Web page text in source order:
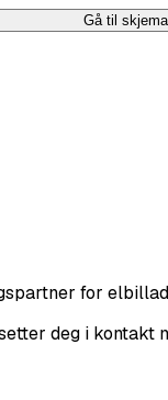
Gå til skjema
for
deg i